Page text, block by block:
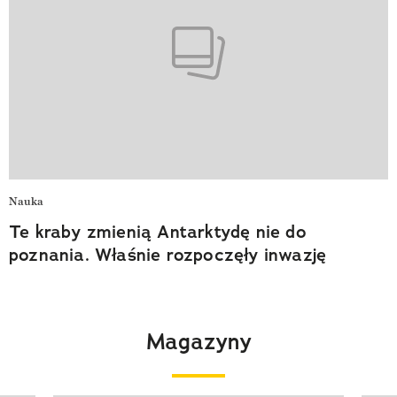
Nauka
Te kraby zmienią Antarktydę nie do
poznania. Właśnie rozpoczęły inwazję
Magazyny